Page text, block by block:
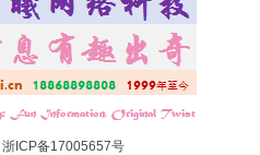
浙ICP备17005657号